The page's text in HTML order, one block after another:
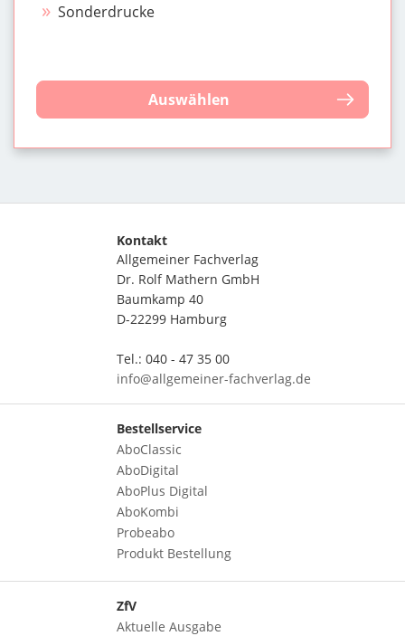
Sonderdrucke
Auswählen
Kontakt
Allgemeiner Fachverlag
Dr. Rolf Mathern GmbH
Baumkamp 40
D-22299 Hamburg
Tel.: 040 - 47 35 00
info@allgemeiner-fachverlag.de
Bestellservice
AboClassic
AboDigital
AboPlus Digital
AboKombi
Probeabo
Produkt Bestellung
ZfV
Aktuelle Ausgabe